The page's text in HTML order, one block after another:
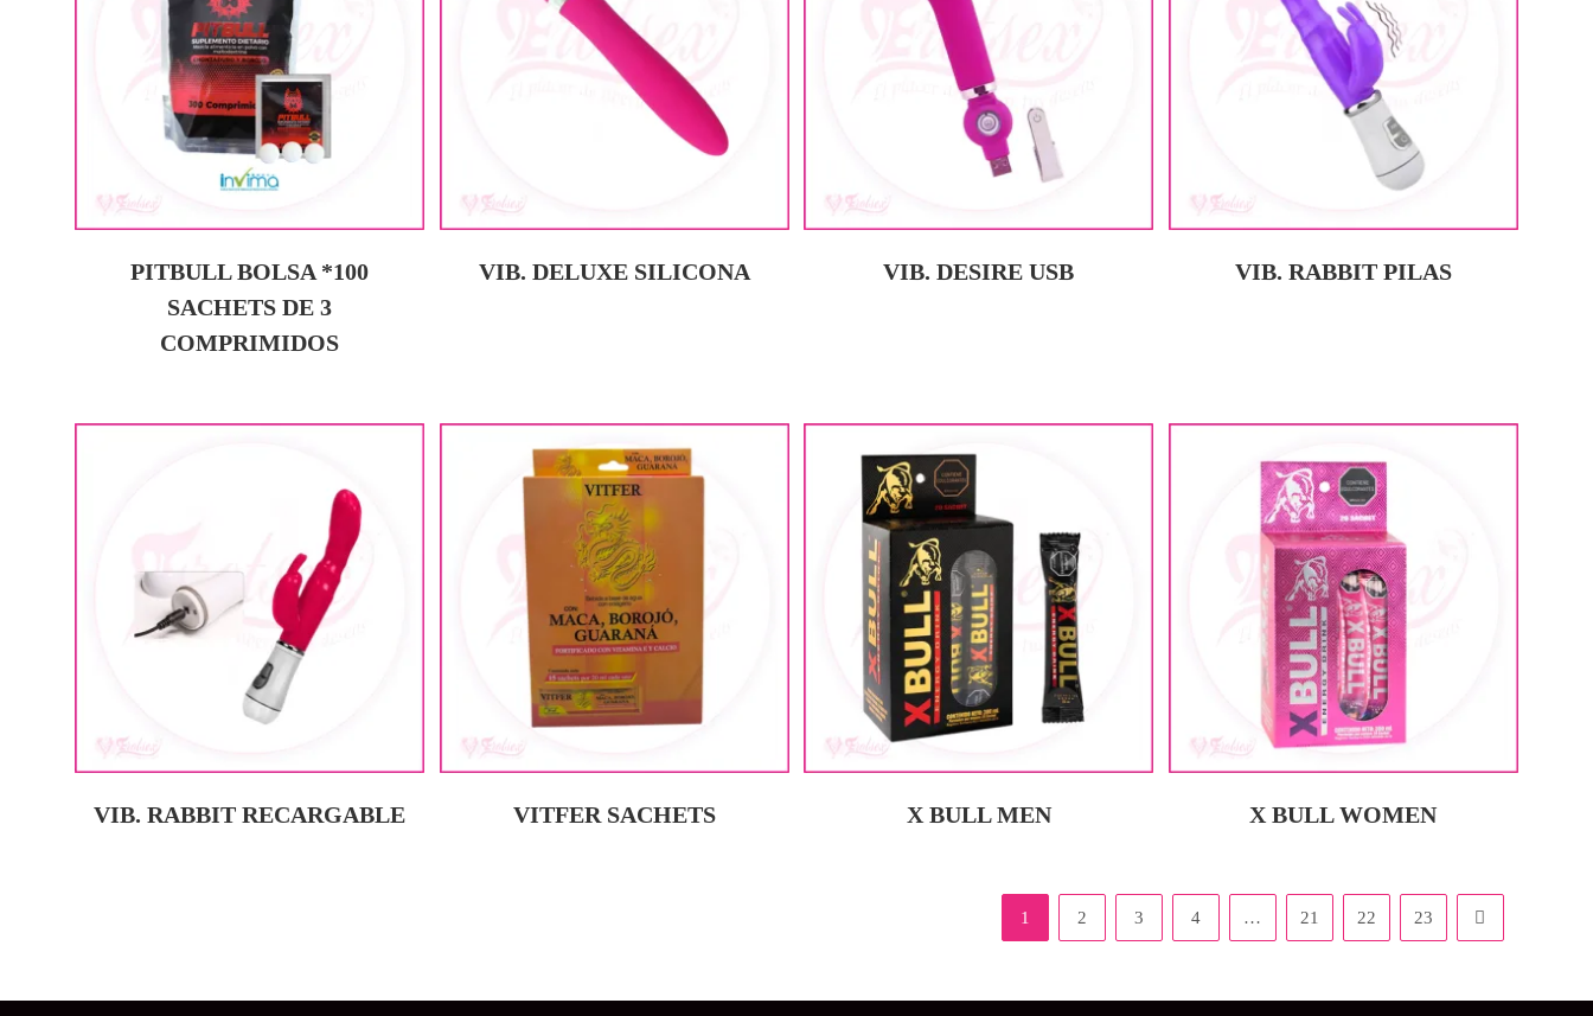
PITBULL BOLSA *100
SACHETS DE 3
COMPRIMIDOS
VIB. DELUXE SILICONA VIB. DESIRE USB VIB. RABBIT PILAS
VIB. RABBIT RECARGABLE VITFER SACHETS X BULL MEN X BULL WOMEN
1 2 3 4 … 21 22 23